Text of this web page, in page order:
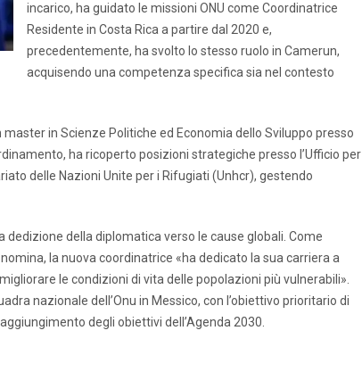
incarico, ha guidato le missioni ONU come Coordinatrice
Residente in Costa Rica a partire dal 2020 e,
precedentemente, ha svolto lo stesso ruolo in Camerun,
acquisendo una competenza specifica sia nel contesto
in Scienze Politiche ed Economia dello Sviluppo presso
ha ricoperto posizioni strategiche presso l’Ufficio per
delle Nazioni Unite per i Rifugiati (Unhcr), gestendo
della diplomatica verso le cause globali. Come
la nuova coordinatrice «ha dedicato la sua carriera a
le condizioni di vita delle popolazioni più vulnerabili».
nazionale dell’Onu in Messico, con l’obiettivo prioritario di
degli obiettivi dell’Agenda 2030.